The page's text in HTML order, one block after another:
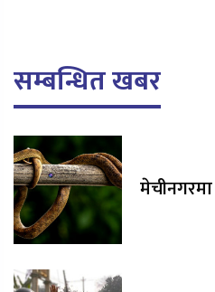
सम्बन्धित खबर
मेचीनगरमा